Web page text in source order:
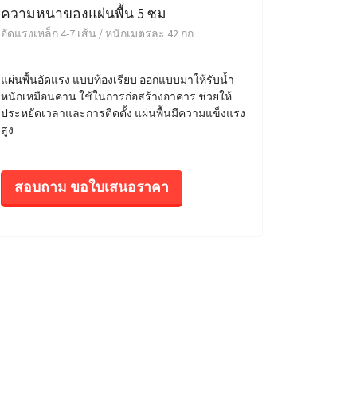
ความหนาของแผ่นพื้น 5 ซม
อัดแรงเหล็ก 4-7 เส้น / หนักเมตรละ 42 กก
แผ่นพื้นอัดแรง แบบท้องเรียบ ออกแบบมาให้รับน้ำ
หนักเหมือนคาน ใช้ในการก่อสร้างอาคาร ช่วยให้
ประหยัดเวลาและการติดตั้ง แผ่นพื้นมีความแข็งแรง
สูง
สอบถาม ขอใบเสนอราคา